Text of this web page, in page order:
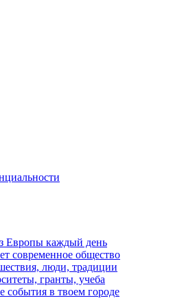
Европы каждый день
современное общество
люди, традиции
гранты, учеба
события в твоем городе